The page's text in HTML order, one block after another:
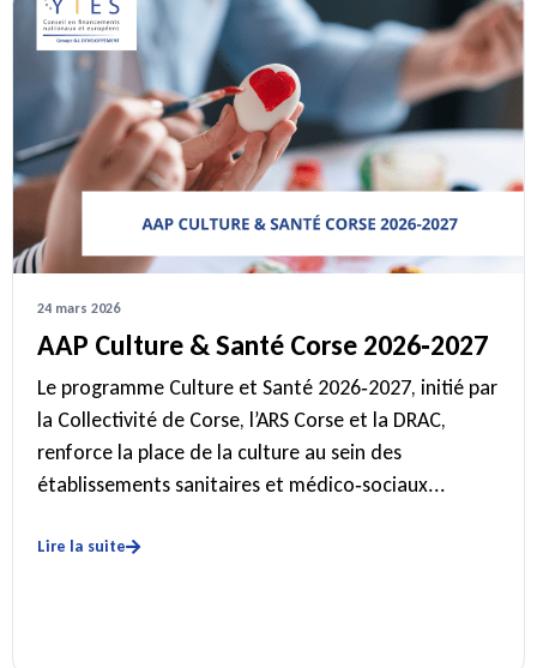
24 mars 2026
AAP Culture & Santé Corse 2026‑2027
Le programme Culture et Santé 2026‑2027, initié par
la Collectivité de Corse, l’ARS Corse et la DRAC,
renforce la place de la culture au sein des
établissements sanitaires et médico‑sociaux...
Lire la suite